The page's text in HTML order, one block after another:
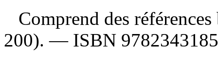
Comprend des
200). — ISBN